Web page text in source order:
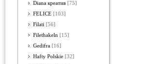
Diana креатив [75]
FELICE [103]
Filati [56]
Filethakeln [15]
Gedifra [16]
Hafty Polskie [32]